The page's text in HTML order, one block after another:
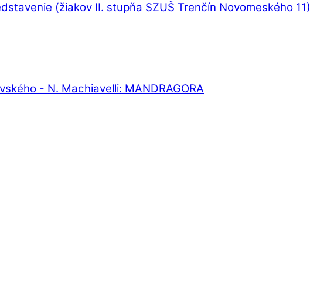
(žiakov II. stupňa SZUŠ Trenčín Novomeského 11)
- N. Machiavelli: MANDRAGORA